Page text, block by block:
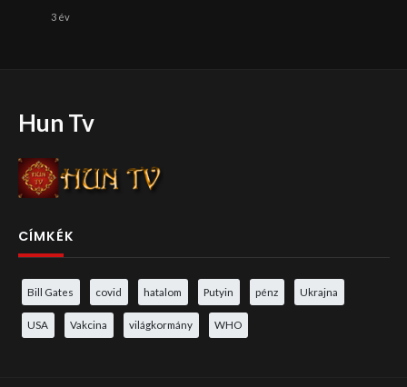
3 év
Hun Tv
CÍMKÉK
Bill Gates covid hatalom Putyin pénz Ukrajna
USA Vakcina világkormány WHO